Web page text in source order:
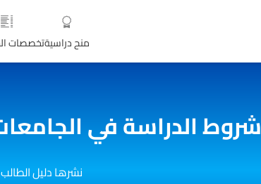
منح دراسيةتخصصات
شروط الدراسة في
نشرها دليل الطالب